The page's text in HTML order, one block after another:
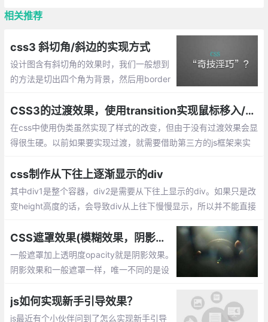
相关推荐
css3 斜切角/斜边的实现方式
设计图含有斜切角的效果时，我们一般想到
的方法是切出四个角为背景，然后用border
接使用css呢？下面就整理css做斜边的效
果。
CSS3的过渡效果，使用transition实现鼠标移入/移出效果
在css中使用伪类虽然实现了样式的改变，但由于没有过渡效果会显
得很生硬。以前如果要实现过渡，就需要借助第三方的js框架来实
组样式平滑的切换到另一组样式。
css制作从下往上逐渐显示的div
其中div1是整个容器，div2是需要从下往上显示的div。如果只是改
变height高度的话，会导致div从上往下慢慢显示，所以并不能直接
v2达成想要的效果。
CSS遮罩效果(模糊效果，阴影效果，毛玻璃效果)
一般遮罩加上透明度opacity就是阴影效果。
阴影效果和一般遮罩一样，唯一不同的是设
sla()也是可以的。模糊效果(毛玻璃效果) 通
过 filter来实现
js如何实现新手引导效果？
js最近有个小伙伴问到了怎么实现新手引导